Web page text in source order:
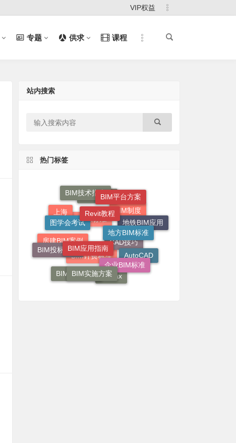
VIP权益
专题 供求 课程
站内搜索
热门标签
团体BIM标准
Revit技巧
BIM制度
CAD技巧
BIM计费标准
房建BIM案例
上海
BIM技术指南BIM平台方案
地铁BIM应用
AutoCAD
3dmax
BIM三维图集
BIM投标方案
图学会考试
Revit教程
地方BIM标准
企业BIM标准
BIM实施方案
BIM应用指南